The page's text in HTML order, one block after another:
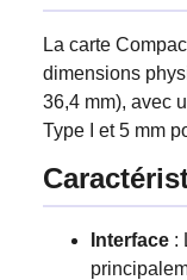
La carte
dimensions
36,4 mm), avec
Type I et 5 mm
Interface :